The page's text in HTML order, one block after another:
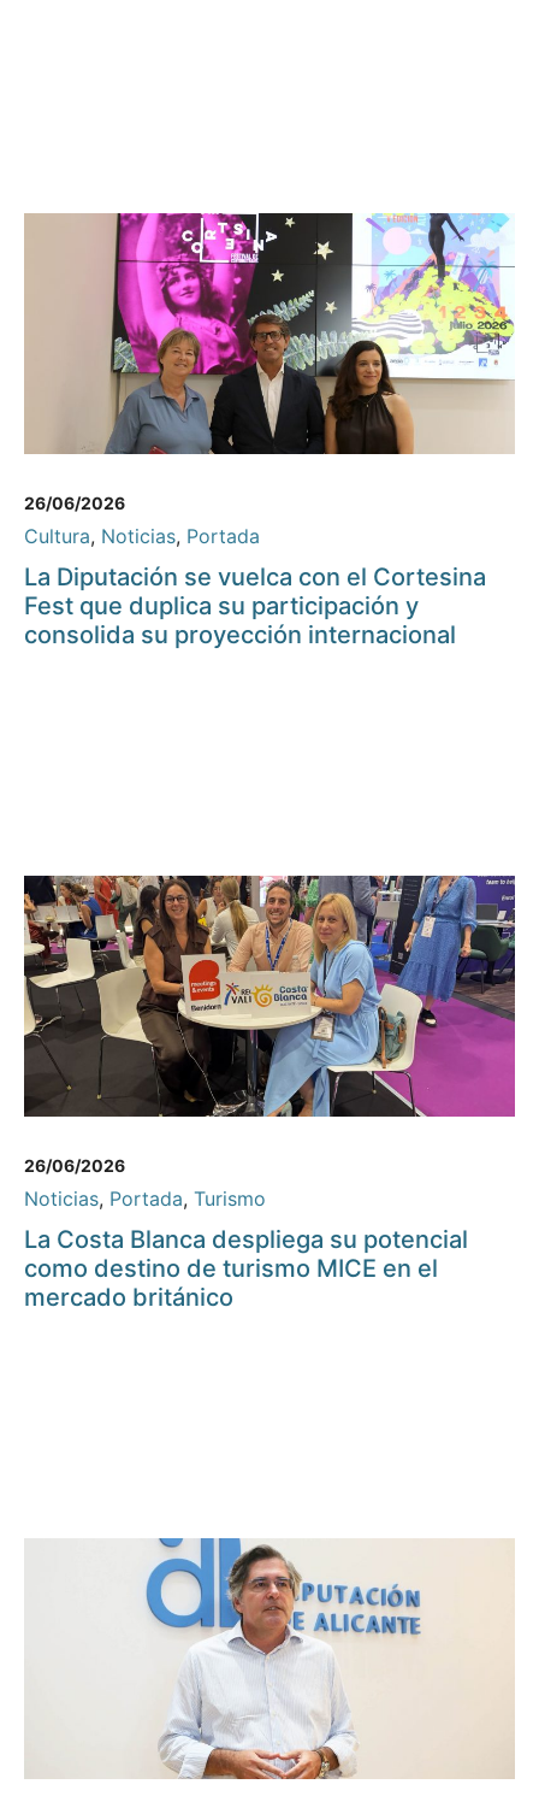
26/06/2026
Cultura, Noticias, Portada
La Diputación se vuelca con el Cortesina
Fest que duplica su participación y
consolida su proyección internacional
26/06/2026
Noticias, Portada, Turismo
La Costa Blanca despliega su potencial
como destino de turismo MICE en el
mercado británico